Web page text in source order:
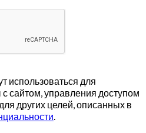
использоваться для
сайтом, управления доступом
других целей, описанных в
.